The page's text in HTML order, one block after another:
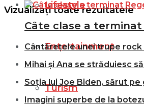
Vizualizați toate rezultatele
Lifestyle
Entertainment
Turism
Câte clase a terminat
Cântărețele unei trupe rock
Mihai și Ana se străduiesc
Soția lui Joe Biden, sărut
Imagini superbe de la